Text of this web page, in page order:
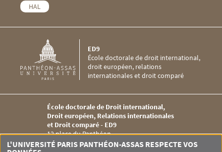
HAL
École doctorale de droit international,
droit européen, relations
internationales et droit comparé
ED9
École doctorale de Droit international,
Droit européen, Relations internationales
et Droit comparé - ED9
12 place du Panthéon
75005 PARIS
L'UNIVERSITÉ PARIS PANTHÉON-ASSAS RESPECTE VOS